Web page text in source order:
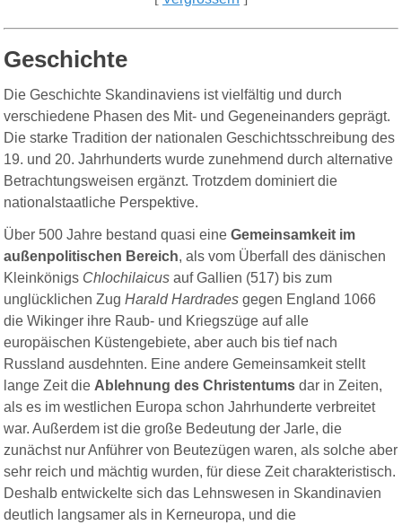
Geschichte
Die Geschichte Skandinaviens ist vielfältig und durch
verschiedene Phasen des Mit- und Gegeneinanders geprägt.
Die starke Tradition der nationalen Geschichtsschreibung des
19. und 20. Jahrhunderts wurde zunehmend durch alternative
Betrachtungsweisen ergänzt. Trotzdem dominiert die
nationalstaatliche Perspektive.
Über 500 Jahre bestand quasi eineGemeinsamkeit im
außenpolitischen Bereich, als vom Überfall des dänischen
Kleinkönigs Chlochilaicus auf Gallien (517) bis zum
unglücklichen ZugHarald Hardradesgegen England 1066
die Wikinger ihre Raub- und Kriegszüge auf alle
europäischen Küstengebiete, aber auch bis tief nach
Russland ausdehnten. Eine andere Gemeinsamkeit stellt
lange Zeit die Ablehnung des Christentumsdar in Zeiten,
als es im westlichen Europa schon Jahrhunderte verbreitet
war. Außerdem ist die große Bedeutung der Jarle, die
zunächst nur Anführer von Beutezügen waren, als solche aber
sehr reich und mächtig wurden, für diese Zeit charakteristisch.
Deshalb entwickelte sich das Lehnswesen in Skandinavien
deutlich langsamer als in Kerneuropa, und die